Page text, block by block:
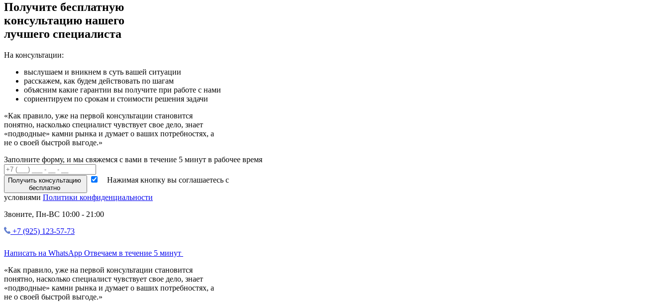
Получите бесплатную
консультацию нашего
лучшего специалиста
На консультации:
выслушаем и вникнем в суть вашей ситуации
расскажем, как будем действовать по шагам
объясним какие гарантии вы получите при работе с нами
сориентируем по срокам и стоимости решения задачи
«Как правило, уже на первой консультации становится
понятно, насколько специалист чувствует свое дело, знает
«подводные» камни рынка и думает о ваших потребностях, а
не о своей быстрой выгоде.»
Заполните форму, и мы свяжемся с вами в течение 5 минут в рабочее время
Получить консультацию
бесплатно
Нажимая кнопку вы соглашаетесь с
условиями Политики конфиденциальности
Звоните, Пн-ВС 10:00 - 21:00
+7 (925) 123-57-73
Написать на WhatsApp Отвечаем в течение 5 минут
«Как правило, уже на первой консультации становится
понятно, насколько специалист чувствует свое дело, знает
«подводные» камни рынка и думает о ваших потребностях, а
не о своей быстрой выгоде.»